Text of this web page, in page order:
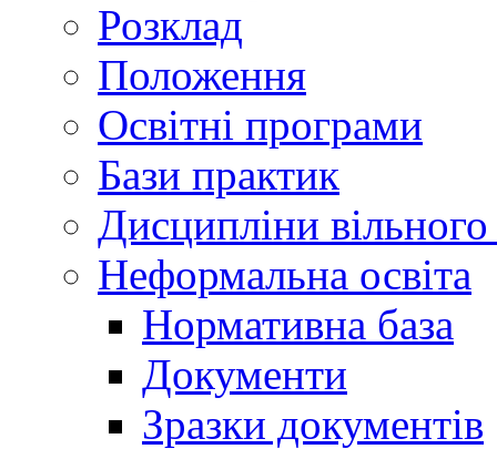
Розклад
Положення
Освітні програми
Бази практик
Дисципліни
Неформальна освіта
Нормативна база
Документи
Зразки документів